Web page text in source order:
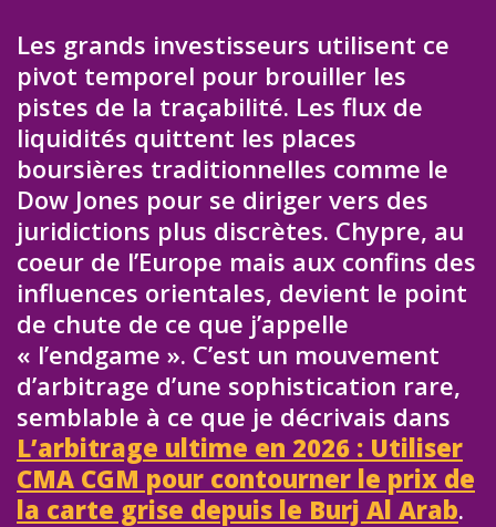
Les grands investisseurs utilisent ce
pivot temporel pour brouiller les
pistes de la traçabilité. Les flux de
liquidités quittent les places
boursières traditionnelles comme le
Dow Jones pour se diriger vers des
juridictions plus discrètes. Chypre, au
coeur de l’Europe mais aux confins des
influences orientales, devient le point
de chute de ce que j’appelle
« l’endgame ». C’est un mouvement
d’arbitrage d’une sophistication rare,
semblable à ce que je décrivais dans
L’arbitrage ultime en 2026 : Utiliser
CMA CGM pour contourner le prix de
la carte grise depuis le Burj Al Arab.